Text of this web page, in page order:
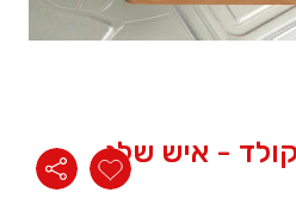
- איש שלג